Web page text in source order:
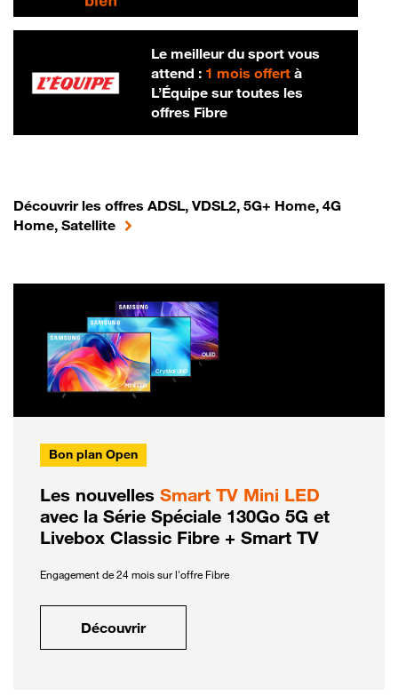
Le meilleur du sport vous
attend : 1 mois offertà
L’Équipe sur toutes les
offres Fibre
Découvrir les offres ADSL, VDSL2, 5G+ Home, 4G
Home, Satellite
Bon plan Open
Les nouvelles Smart TV Mini LED
avec la Série Spéciale 130Go 5G et
Livebox Classic Fibre + Smart TV
Engagement de 24 mois sur l'offre Fibre
Découvrir